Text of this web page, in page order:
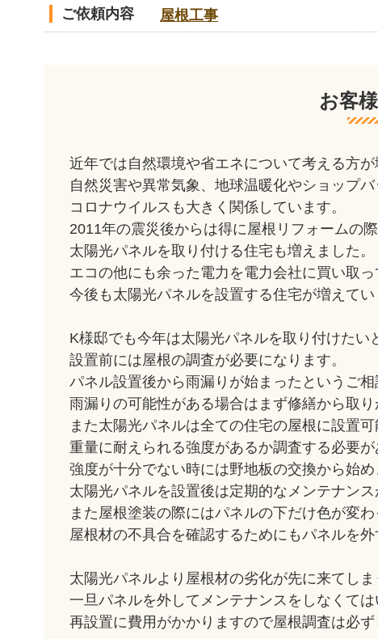
ご依頼内容 屋根工事
お客
近年では自然環境や省エネについて考える方が
自然災害や異常気象、地球温暖化やショップバ
コロナウイルスも大きく関係しています。
2011年の震災後からは得に屋根リフォームの
太陽光パネルを取り付ける住宅も増えました。
エコの他にも余った電力を電力会社に買い取っ
今後も太陽光パネルを設置する住宅が増えてい
K様邸でも今年は太陽光パネルを取り付けたい
設置前には屋根の調査が必要になります。
パネル設置後から雨漏りが始まったというご相
雨漏りの可能性がある場合はまず修繕から取り
また太陽光パネルは全ての住宅の屋根に設置
重量に耐えられる強度があるか調査する必要が
強度が十分でない時には野地板の交換から始め
太陽光パネルを設置後は定期的なメンテナンス
また屋根塗装の際にはパネルの下だけ色が変
屋根材の不具合を確認するためにもパネルを外
太陽光パネルより屋根材の劣化が先に来てしま
一旦パネルを外してメンテナンスをしなくては
再設置に費用がかかりますので屋根調査は必ず